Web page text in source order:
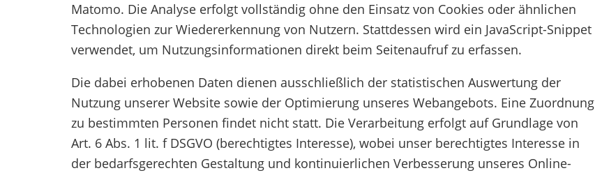
Matomo. Die Analyse erfolgt vollständig ohne den Einsatz von Cookies oder ähnlichen
Technologien zur Wiedererkennung von Nutzern. Stattdessen wird ein JavaScript-Snippet
verwendet, um Nutzungsinformationen direkt beim Seitenaufruf zu erfassen.
Die dabei erhobenen Daten dienen ausschließlich der statistischen Auswertung der
Nutzung unserer Website sowie der Optimierung unseres Webangebots. Eine Zuordnung
zu bestimmten Personen findet nicht statt. Die Verarbeitung erfolgt auf Grundlage von
Art. 6 Abs. 1 lit. f DSGVO (berechtigtes Interesse), wobei unser berechtigtes Interesse in
der bedarfsgerechten Gestaltung und kontinuierlichen Verbesserung unseres Online-